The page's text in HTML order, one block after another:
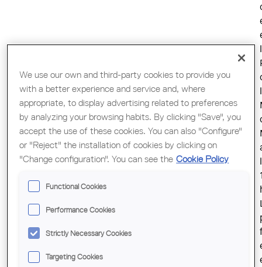
We use our own and third-party cookies to provide you
with a better experience and service and, where
appropriate, to display advertising related to preferences
by analyzing your browsing habits. By clicking "Save", you
accept the use of these cookies. You can also "Configure"
or "Reject" the installation of cookies by clicking on
"Change configuration". You can see the Cookie Policy
Functional Cookies
Performance Cookies
Strictly Necessary Cookies
Targeting Cookies